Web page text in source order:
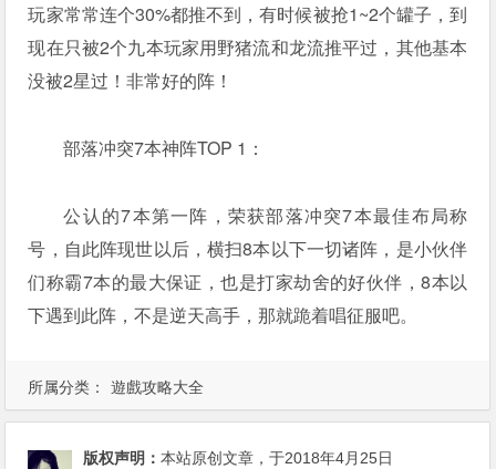
所属分类： 遊戲攻略大全
玩家常常连个30%都推不到，有时候被抢1~2个罐子，到
现在只被2个九本玩家用野猪流和龙流推平过，其他基本
没被2星过！非常好的阵！
部落冲突7本神阵TOP 1：
公认的7本第一阵，荣获部落冲突7本最佳布局称
号，自此阵现世以后，横扫8本以下一切诸阵，是小伙伴
们称霸7本的最大保证，也是打家劫舍的好伙伴，8本以
下遇到此阵，不是逆天高手，那就跪着唱征服吧。
版权声明：本站原创文章，于2018年4月25日